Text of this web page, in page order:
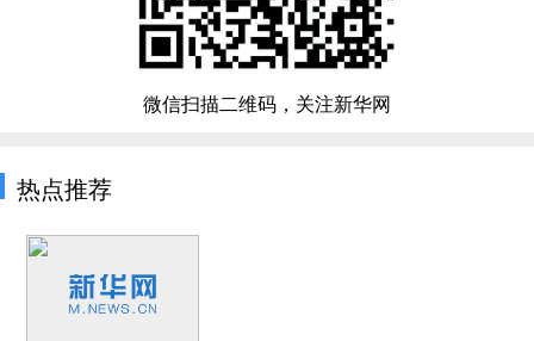
微信扫描二维码，关注新华网
热点推荐